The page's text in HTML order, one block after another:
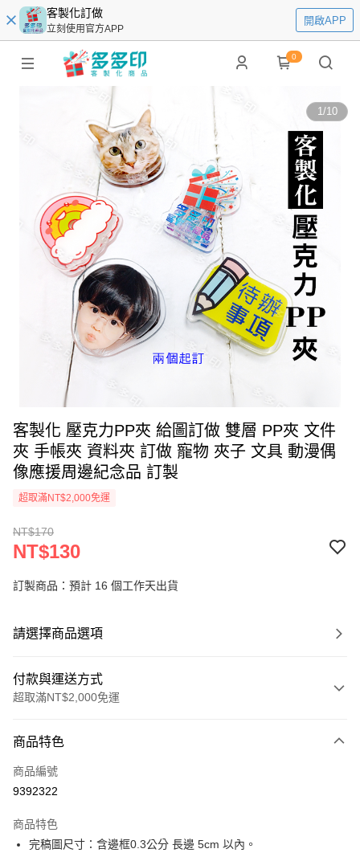
客製化訂做
立刻使用官方APP
開啟APP
0
1/10
客製化 壓克力PP夾 給圖訂做 雙層 PP夾 文件
夾 手帳夾 資料夾 訂做 寵物 夾子 文具 動漫偶
像應援周邊紀念品 訂製
超取滿NT$2,000免運
NT$170
NT$130
訂製商品：預計 16 個工作天出貨
請選擇商品選項
付款與運送方式
超取滿NT$2,000免運
信用卡一次付款
超商取貨付款
Apple Pay
商品特色
商品編號
9392322
商品特色
完稿圖尺寸：含邊框0.3公分 長邊 5cm 以內。